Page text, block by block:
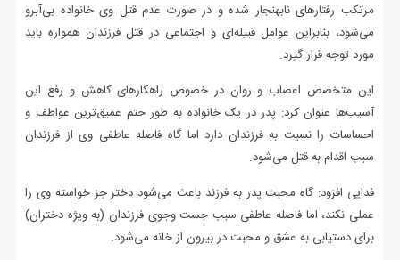
مرتکب رفتارهای نابهنجار شده و در صورت عدم قتل وی خانواده بی‌آبرو
می‌شود، بنابراین عوامل قبیله‌ای و اجتماعی در قتل فرزندان همواره باید
مورد توجه قرار گیرد.
این متخصص اعصاب و روان در خصوص راهکارهای کاهش و رفع این
آسیب‌ها عنوان کرد: پدر در یک خانواده به طور حتم عمیق‌ترین عواطف و
احساسات را نسبت به فرزندان دارد اما گاه فاصله عاطفی وی از فرزندان
سبب اقدام به قتل می‌شود.
فدایی افزود:‌ گاه محبت پدر به فرزند باعث می‌شود دختر جز خواسته وی را
عملی نکند، اما فاصله عاطفی سبب جست وجوی فرزندان (به ویژه دختران)
برای دستیابی به عشق و محبت در بیرون از خانه می‌شود.